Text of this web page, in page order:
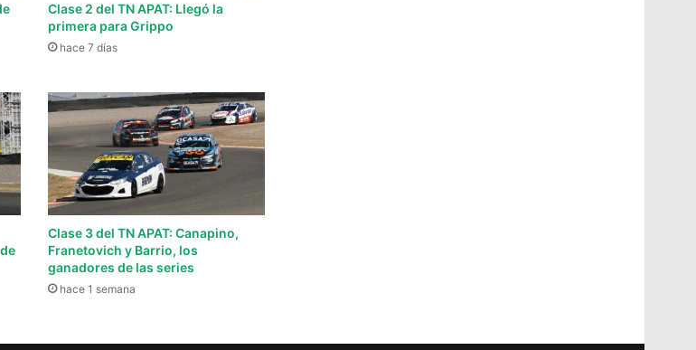
Clase 2 del TN APAT: Llegó la
primera para Grippo
hace 7 días
Clase 3 del TN APAT: Canapino,
Franetovich y Barrio, los
ganadores de las series
hace 1 semana